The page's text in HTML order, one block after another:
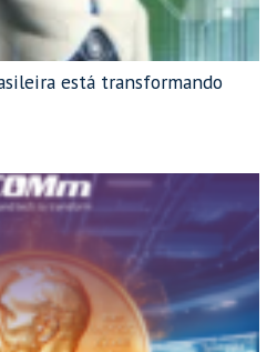
está transformando